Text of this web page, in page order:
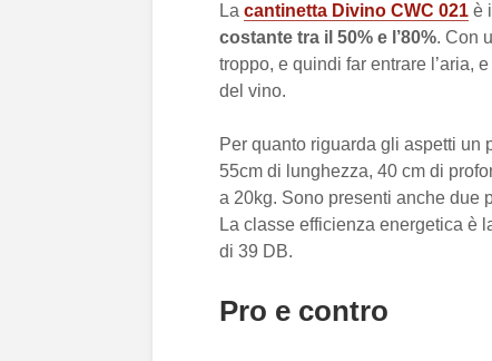
La cantinetta Divino CWC 021 è
costante tra il 50% e l’80%. Con
troppo, e quindi far entrare l’aria,
del vino.
Per quanto riguarda gli aspetti un
55cm di lunghezza, 40 cm di
a 20kg. Sono presenti anche due
La classe efficienza energetica è
di 39 DB.
Pro e contro